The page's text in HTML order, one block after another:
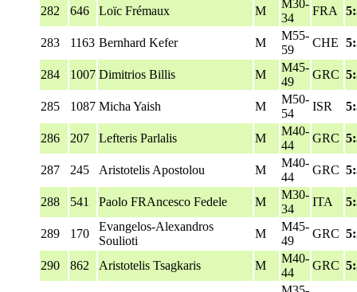
282 646 Loïc Frémaux M
M30-
34
FRA
283 1163 Bernhard Kefer M
M55-
59
CHE
284 1007 Dimitrios Billis M
M45-
49
GRC
285 1087 Micha Yaish M
M50-
54
ISR
286 207 Lefteris Parlalis M
M40-
44
GRC
287 245 Aristotelis Apostolou M
M40-
44
GRC
288 541 Paolo FRAncesco Fedele M
M30-
34
ITA
289 170
Evangelos-Alexandros
Soulioti
M
M45-
49
GRC
290 862 Aristotelis Tsagkaris M
M40-
44
GRC